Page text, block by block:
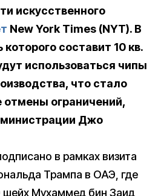
искусственного
New York Times (NYT). В
составит 10 кв.
использоваться чипы
что стало
ограничений,
Джо
в рамках визита
Трампа в ОАЭ, где
шейх Мухаммед бин Заид